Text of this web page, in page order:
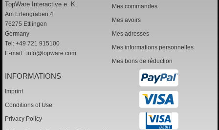
TopWare Interactive e. K.
Am Erlengraben 4
76275 Ettlingen
Germany
Tel: +49 721 915100
E-mail : info@topware.com
Mes commandes
Mes avoirs
Mes adresses
Mes informations personnelles
Mes bons de réduction
INFORMATIONS
Imprint
Conditions of Use
Privacy Policy